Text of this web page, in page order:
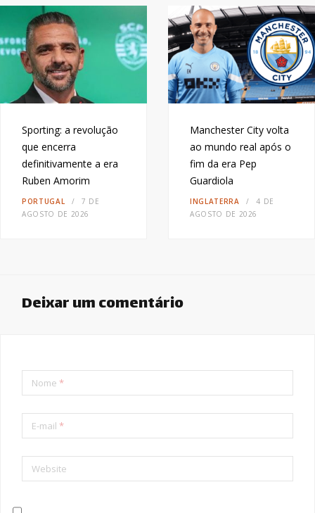
Sporting: a revolução
que encerra
definitivamente a era
Ruben Amorim
PORTUGAL
7 DE
AGOSTO DE 2026
Manchester City volta
ao mundo real após o
fim da era Pep
Guardiola
INGLATERRA
4 DE
AGOSTO DE 2026
Deixar um comentário
Nome *
E-mail *
Website